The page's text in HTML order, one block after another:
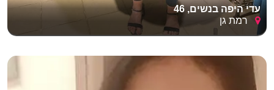
עדי היפה בנשים, 46
רמת גן